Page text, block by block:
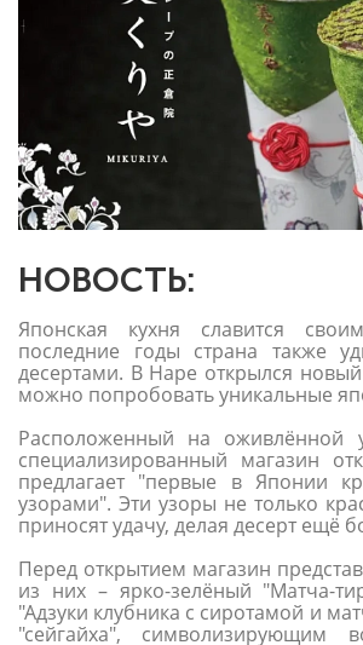
НОВОСТЬ:
Японская кухня славится
последние годы страна также
десертами. В Наре открылся
можно попробовать уникальные
Расположенный на оживлённой
специализированный магазин
предлагает "первые в Японии
узорами". Эти узоры не только
приносят удачу, делая десерт ещё
Перед открытием магазин
из них – ярко-зелёный "Матча-
"Адзуки клубника с сиротамой и
"сейгайха", символизирующим